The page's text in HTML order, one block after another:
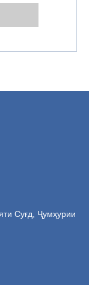
Суғд, Ҷумҳурии